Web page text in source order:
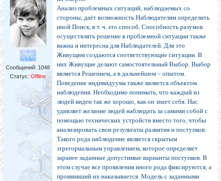
Сообщений: 1048
Статус: Offline
Анализ проблемных ситуаций, наблюдаемых со
стороны, даёт возможность Наблюдателям определить
иной Поиск, в т. ч. его способ. Способность разумов
осуществлять решение в проблемной ситуации также
важна и интересна для Наблюдателей. Для это
Живущим создаются соответствующие ситуации. В
них Живущие делают самостоятельный Выбор. Выбор
является Решением, а в дальнейшем – опытом.
Поведение индивидуума также является объектом
наблюдения. Необходимо понимать, что каждый из
людей виден так же хорошо, как он знает себя. Нас
удивляет желание людей наблюдать за самими собой с
помощью технических устройств вместо того, чтобы
анализировать свои результаты развития и поступков.
Такого рода наблюдение является скрытым
эгрегориальным управлением, которое определяет
заранее заданные допустимые варианты поступков. В
этом случае все проявления иного рода фиксируются, а
проявивший их наказывается. Модель с заданными